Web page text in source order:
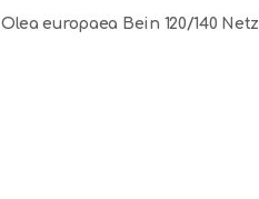
Olea europaea Bein 120/140 Netz